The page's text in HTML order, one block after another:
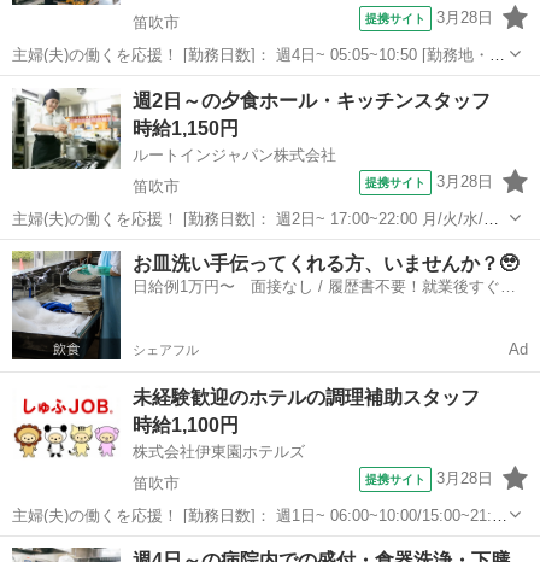
笛吹市
提携サイト 3月28日
主婦(夫)の働くを応援！ [勤務日数]： 週4日~ 05:05~10:50 [勤務地・最
寄駅]： 山梨県笛吹市春日居町小松855 山梨リハビリテーション病
院-4180 ＜エームサービス株式会社＞ 春日居町駅徒歩19分 ...
山梨 笛吹市 その他
週2日～の夕食ホール・キッチンスタッフ
時給1,150円
ルートインジャパン株式会社
笛吹市
提携サイト 3月28日
主婦(夫)の働くを応援！ [勤務日数]： 週2日~ 17:00~22:00 月/火/水/木/
金/土/日 などから選べます [勤務地・最寄駅]： 山梨県笛吹市石和町広
瀬1195 ホテルルートインコート甲府石和 石和温泉駅徒...
山梨 笛吹市 キッチン
お皿洗い手伝ってくれる方、いませんか？🥹
日給例1万円〜 面接なし / 履歴書不要！就業後すぐに
シェアフル Ad
未経験歓迎のホテルの調理補助スタッフ
時給1,100円
株式会社伊東園ホテルズ
笛吹市
提携サイト 3月28日
主婦(夫)の働くを応援！ [勤務日数]： 週1日~ 06:00~10:00/15:00~21:00
月/火/水/木/金/土/日 などから選べます [勤務地・最寄駅]： 山梨県笛吹
山梨 笛吹市 キッチン